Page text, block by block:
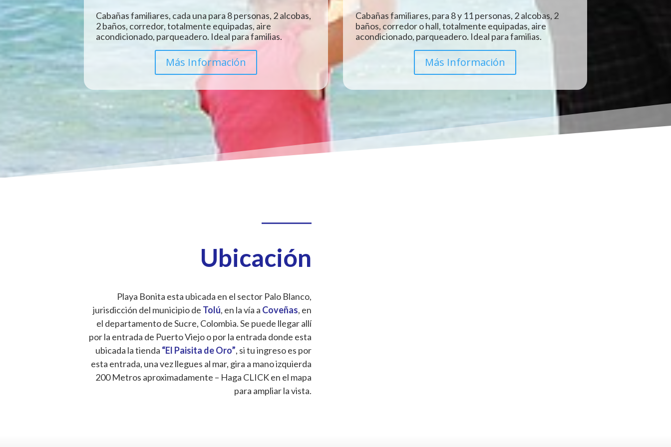
Cabañas familiares, cada una para 8 personas, 2 alcobas,
2 baños, corredor, totalmente equipadas, aire
acondicionado, parqueadero. Ideal para familias.
Más Información
Cabañas familiares, para 8 y 11 personas, 2 alcobas, 2
baños, corredor o hall, totalmente equipadas, aire
acondicionado, parqueadero. Ideal para familias.
Más Información
Ubicación
Playa Bonita esta ubicada en el sector Palo Blanco,
jurisdicción del municipio de Tolú, en la vía a Coveñas, en
el departamento de Sucre, Colombia. Se puede llegar allí
por la entrada de Puerto Viejo o por la entrada donde esta
ubicada la tienda “El Paisita de Oro”, si tu ingreso es por
esta entrada, una vez llegues al mar, gira a mano izquierda
200 Metros aproximadamente – Haga CLICK en el mapa
para ampliar la vista.